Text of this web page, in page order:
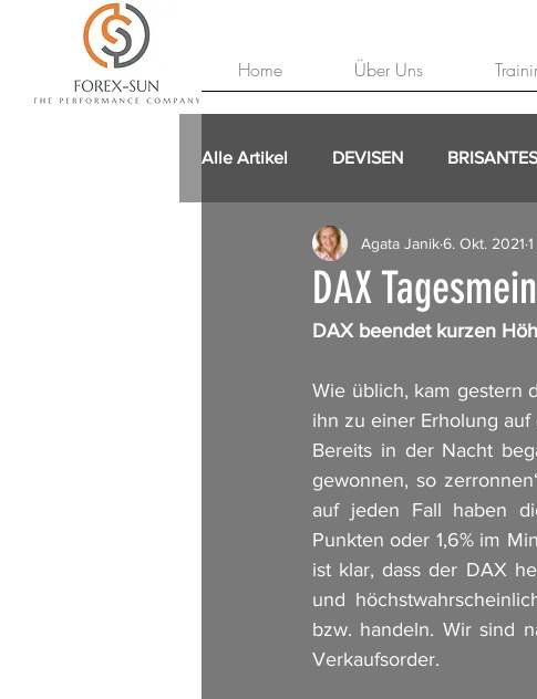
Home Über Uns
Alle Artikel DEVISEN BRISANTES
DAX
Agata Janik6. Okt. 2021
DAX beendet kurzen
Wie üblich, kam gestern
ihn zu einer Erholung
Bereits in der Nacht
gewonnen, so
auf jeden Fall haben
Punkten oder 1,6% im
ist klar, dass der DAX
und
bzw. handeln. Wir sind
Verkaufsorder.